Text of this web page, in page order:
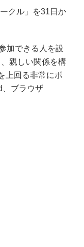
クル」を31日か
加できる人を設
親しい関係を構
上回る非常にポ
、ブラウザ